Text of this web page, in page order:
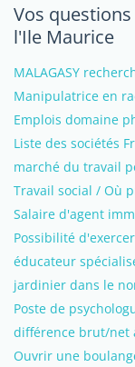
Vos
l'Ile Maurice
MALAGASY
Manipulatrice en
Emplois domaine
Liste des sociétés
marché du travail
Travail social / Où
Salaire d'agent
Possibilité
éducateur
jardinier dans le
Poste de
différence brut/net
Ouvrir une